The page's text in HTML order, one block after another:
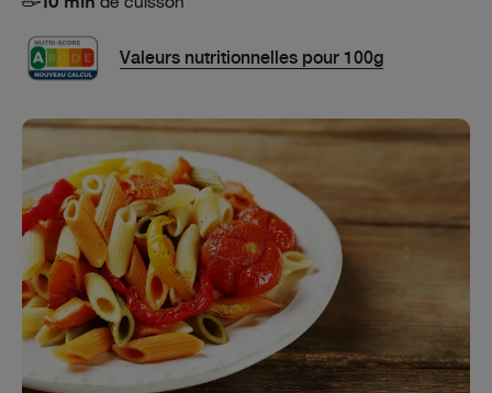
Valeurs nutritionnelles pour 100g